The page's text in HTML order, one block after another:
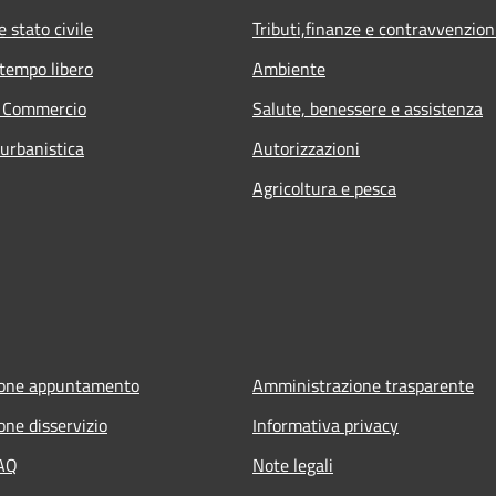
stato civile
libero
Tributi,finanze e
Ambiente
Salute, benessere e assistenza
Autorizzazioni
Agricoltura e pesca
appuntamento
disservizio
Amministrazione trasparente
Informativa privacy
Note legali